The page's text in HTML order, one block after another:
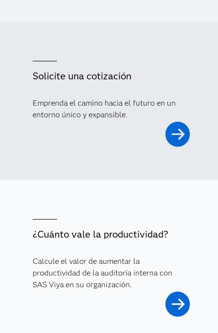
Solicite una cotización
Emprenda el camino hacia el futuro en un
entorno único y expansible.
¿Cuánto vale la productividad?
Calcule el valor de aumentar la
productividad de la auditoría interna con
SAS Viya en su organización.